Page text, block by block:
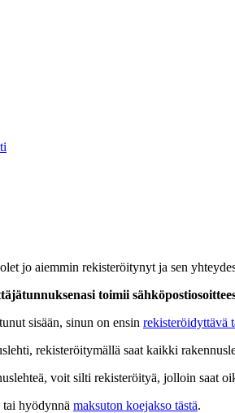
jo aiemmin rekisteröitynyt ja sen
toimii
sisään, sinun on ensin rekisteröidyttävä
rekisteröitymällä saat kaikki
voit silti rekisteröityä, jolloin saat
tai hyödynnä maksuton koejakso tästä.